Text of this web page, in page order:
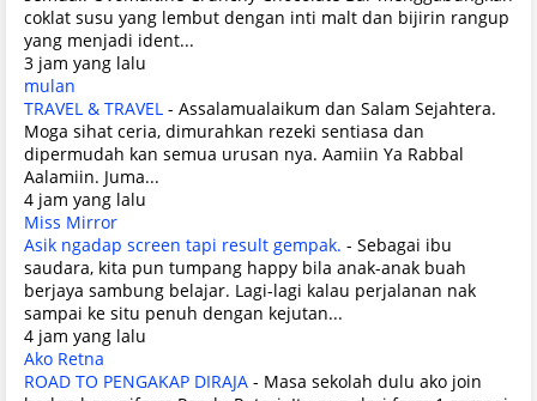
coklat susu yang lembut dengan inti malt dan bijirin rangup
yang menjadi ident...
3 jam yang lalu
mulan
TRAVEL & TRAVEL - Assalamualaikum dan Salam Sejahtera.
Moga sihat ceria, dimurahkan rezeki sentiasa dan
dipermudah kan semua urusan nya. Aamiin Ya Rabbal
Aalamiin. Juma...
4 jam yang lalu
Miss Mirror
Asik ngadap screen tapi result gempak. - Sebagai ibu
saudara, kita pun tumpang happy bila anak-anak buah
berjaya sambung belajar. Lagi-lagi kalau perjalanan nak
sampai ke situ penuh dengan kejutan...
4 jam yang lalu
Ako Retna
ROAD TO PENGAKAP DIRAJA - Masa sekolah dulu ako join